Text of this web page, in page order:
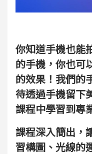
你知道手機也能
的手機，你也可
的效果！我們的
待透過手機留下
課程中學習到專
課程深入簡出，
習構圖、光線的